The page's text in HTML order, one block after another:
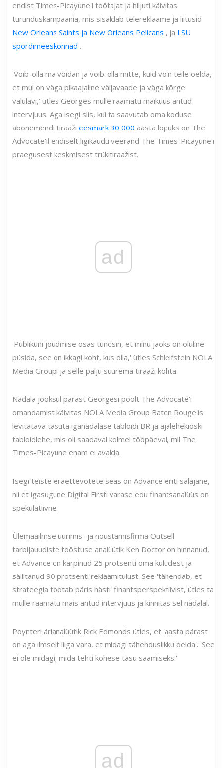
endist Times-Picayune'i töötajat ja hiljuti käivitas
turunduskampaania, mis sisaldab telereklaame ja liitusid
New Orleans Saints ja New Orleans Pelicans , ja LSU
spordimeeskonnad .
'Võib-olla ma võidan ja võib-olla mitte, kuid võin teile öelda,
et mul on väga pikaajaline väljavaade ja väga kõrge
valulävi,' ütles Georges mulle raamatu maikuus antud
intervjuus. Aga isegi siis, kui ta saavutab oma koduse
abonemendi tiraaži eesmärk 30 000 aasta lõpuks on The
Advocate'il endiselt ligikaudu veerand The Times-Picayune'i
praegusest keskmisest trükitiraažist.
ad
'Publikuni jõudmise osas tundsin, et minu jaoks on oluline
püsida, see on ikkagi koht, kus olla,' ütles Schleifstein NOLA
Media Groupi ja selle palju suurema tiraaži kohta.
Nädala jooksul pärast Georgesi poolt The Advocate'i
omandamist käivitas NOLA Media Group Baton Rouge'is
levitatava tasuta iganädalase tabloidi BR ja ajalehekioski
tabloidlehe, mis oli saadaval kolmel tööpäeval, mil The
Times-Picayune enam ei avalda.
Isegi teiste eraettevõtete seas on Advance eriti salajane,
nii et igasugune Digital Firsti varase edu finantsanalüüs on
spekulatiivne.
Ülemaailmse uurimis- ja nõustamisfirma Outsell
tarbijauudiste tööstuse analüütik Ken Doctor on hinnanud,
et Advance on kärpinud 25 protsenti oma kuludest ja
säilitanud 90 protsenti reklaamitulust. See 'tähendab, et
strateegia töötab päris hästi' finantsperspektiivist, ütles ta
mulle raamatu mais antud intervjuus ja kinnitas sel nädalal.
Poynteri ärianalüütik Rick Edmonds ütles, et 'aasta pärast
on aga ilmselt liiga vara, et midagi tähenduslikku öelda'. 'See
ei ole midagi, mida tehti kohese tasu saamiseks.'
ad